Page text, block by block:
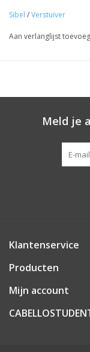
Sibel /Verstuiver
Aan verlanglijst
Meld je
Klantenservice
Producten
Mijn account